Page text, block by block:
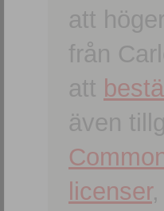
att
från
att
även
licenser,